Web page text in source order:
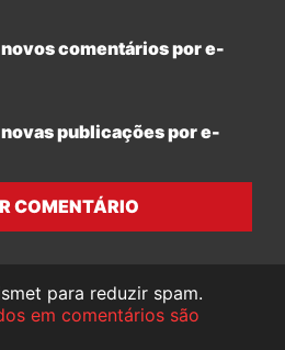
comentários por e-
publicações por e-
COMENTÁRIO
para reduzir spam.
em comentários são